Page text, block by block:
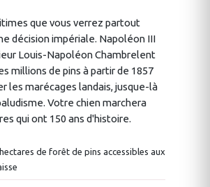
que vous verrez partout
décision impériale. Napoléon III
Louis-Napoléon Chambrelent
millions de pins à partir de 1857
les marécages landais, jusque-là
Votre chien marchera
qui ont 150 ans d'histoire.
de forêt de pins accessibles aux